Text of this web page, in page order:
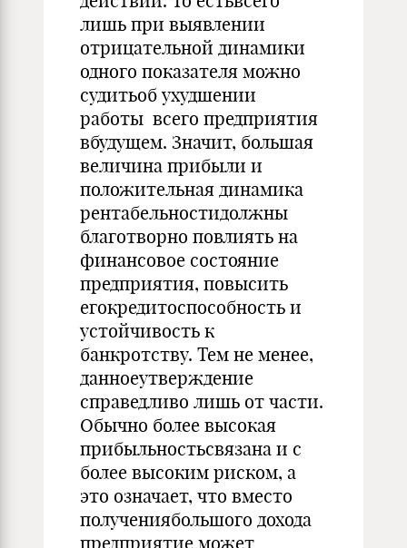
лишь при выявлении
отрицательной динамики
одного показателя можно
судитьоб ухудшении
работы всего предприятия
вбудущем. Значит, большая
величина прибыли и
положительная динамика
рен­табельностидолжны
благотворно повлиять на
финансовое состояние
предприятия, повысить
егокредитоспособность и
устойчивость к
банкротству. Тем не менее,
данноеутверждение
справедливо лишь от части.
Обычно более высокая
прибыльностьсвязана и с
более высо­ким риском, а
это означает, что вместо
получениябольшого дохода
предприятие может